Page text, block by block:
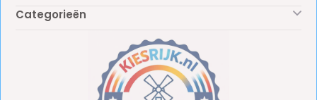
Categorieën